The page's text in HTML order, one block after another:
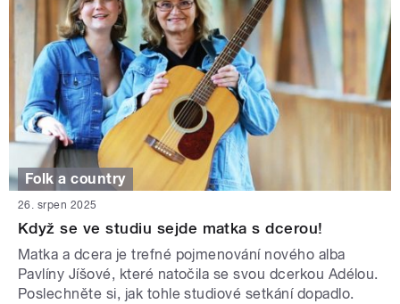
Folk a country
26. srpen 2025
Když se ve studiu sejde matka s dcerou!
Matka a dcera je trefné pojmenování nového alba
Pavlíny Jíšové, které natočila se svou dcerkou Adélou.
Poslechněte si, jak tohle studiové setkání dopadlo.